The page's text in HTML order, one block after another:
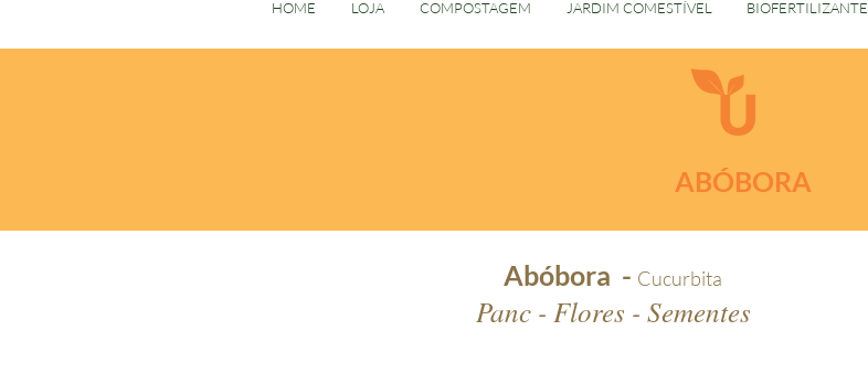
HOME LOJA COMPOSTAGEM JARDIM COMESTÍVEL BIOFERTILIZANTE
ABÓBORA
Abóbora - Cucurbita
Panc - Flores - Sementes